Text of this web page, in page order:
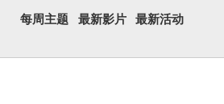
每周主题 最新影片 最新活动